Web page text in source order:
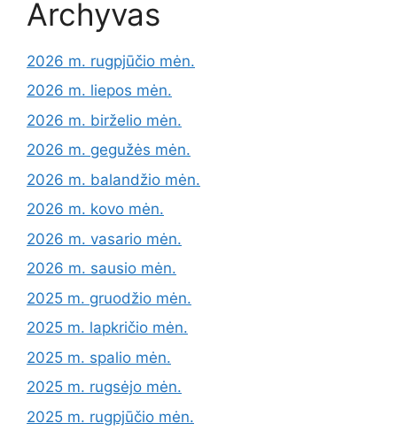
Archyvas
2026 m. rugpjūčio mėn.
2026 m. liepos mėn.
2026 m. birželio mėn.
2026 m. gegužės mėn.
2026 m. balandžio mėn.
2026 m. kovo mėn.
2026 m. vasario mėn.
2026 m. sausio mėn.
2025 m. gruodžio mėn.
2025 m. lapkričio mėn.
2025 m. spalio mėn.
2025 m. rugsėjo mėn.
2025 m. rugpjūčio mėn.